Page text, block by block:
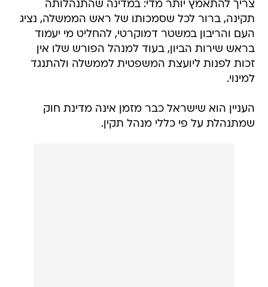
צריך להתאמץ יותר מדי: במדינה שהתנהלותה
תקינה, ברור לכל שסמכותו של ראש הממשלה, נציג
העם והריבון במשטר דמוקרטי, להחליט מי יעמוד
בראש שירות הביון, בעוד למנהל הפורש שלו אין
זכות לפנות ליועצת המשפטית לממשלה ולהתנגד
למינוי.
העניין הוא שישראל כבר מזמן אינה מדינת חוק
שמתנהלת על פי כללי מנהל תקין.